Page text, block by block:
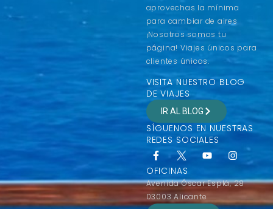
aprovechas la mínima
para cambiar de aires
¡Nosotros somos tu
página! Viajes únicos para
clientes únicos.
VISITA NUESTRO BLOG
DE VIAJES
IR AL BLOG
SÍGUENOS EN NUESTRAS
REDES SOCIALES
OFICINAS
Avenida Óscar Esplá, 28
03003 Alicante